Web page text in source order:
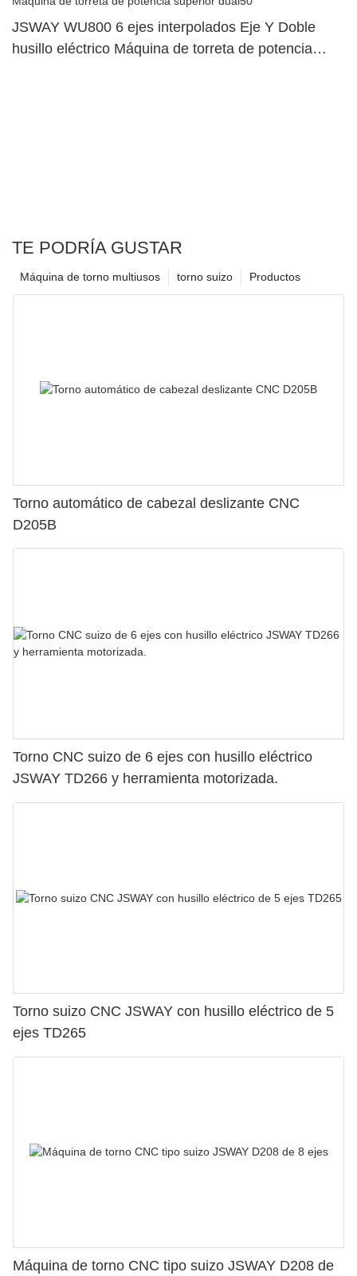
JSWAY WU800 6 ejes interpolados Eje Y Doble
husillo eléctrico Máquina de torreta de potencia
TE PODRÍA GUSTAR
Productos
torno suizo
Máquina de torno multiusos
Torno automático de cabezal deslizante CNC
D205B
Torno CNC suizo de 6 ejes con husillo eléctrico
JSWAY TD266 y herramienta motorizada.
Torno suizo CNC JSWAY con husillo eléctrico de 5
ejes TD265
Máquina de torno CNC tipo suizo JSWAY D208 de